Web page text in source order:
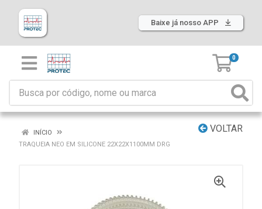
Baixe já nosso APP
0
VOLTAR
INÍCIO
TRAQUEIA NEO EM SILICONE 22X22X1100MM DRG